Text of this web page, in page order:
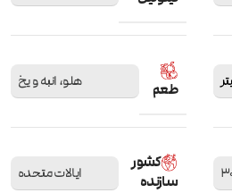
طعم هلو، انبه و یخ
کشور
سازنده
ایالات متحده